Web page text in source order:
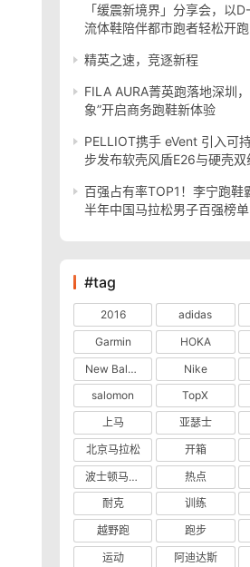
「缓震新境界」分享会，以
流体鞋陪伴都市跑者轻松开跑
精英之速，竞逐新程
FILA AURA菁英跑落地深圳
象”开启商务跑鞋新体验
PELLIOT携手 eVent 引入可
步发布软壳风盾E26与硬壳双
百强占有率TOP1！李宁跑鞋
半年中国马拉松男子百强榜单
#tag
2016 adidas
Garmin
HOKA
New Balance
Nike
salomon
TopX
上马
亚瑟士
北京马拉松
开箱
波士顿马拉松
热点
耐克
训练
越野跑
跑步
运动
阿迪达斯